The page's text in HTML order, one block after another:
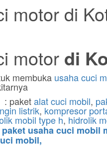
motor di
motor di
membuka usaha cuci
: paketalat cuci mobil,
listrik, kompresor
mobil type h, hidrolik
usaha cuci
mobil,